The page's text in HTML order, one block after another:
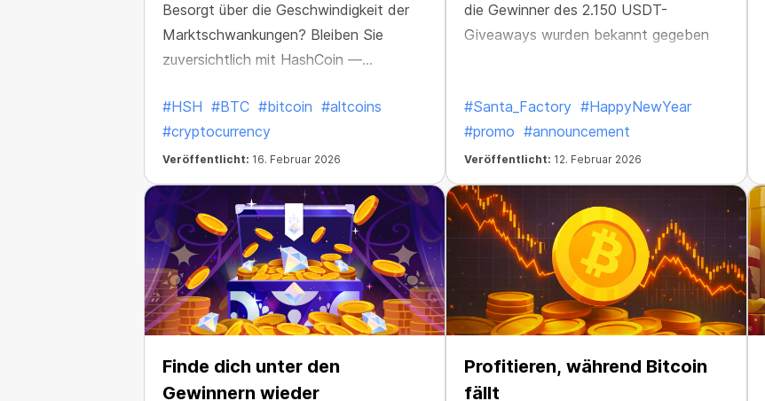
Besorgt über die Geschwindigkeit der
Marktschwankungen? Bleiben Sie
zuversichtlich mit HashCoin —
Kryptowährung, die auf vorhersehbare
Erträge ausgelegt ist.
#HSH #BTC #bitcoin #altcoins
#cryptocurrency
Veröffentlicht: 16. Februar 2026
die Gewinner des 2.150 USDT-
Giveaways wurden bekannt gegeben
#Santa_Factory #HappyNewYear
#promo #announcement
Veröffentlicht: 12. Februar 2026
Finde dich unter den
Gewinnern wieder
Profitieren, während Bitcoin
fällt